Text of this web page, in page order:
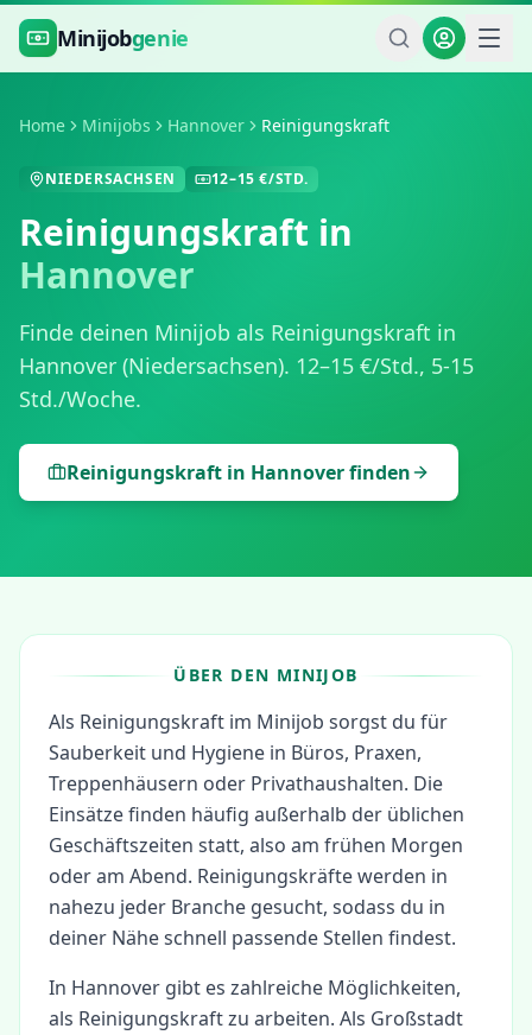
Zum Hauptinhalt springen
Minijobgenie
Home Minijobs Hannover Reinigungskraft
NIEDERSACHSEN 12–15 €/STD.
Reinigungskraft in
Hannover
Finde deinen Minijob als Reinigungskraft in
Hannover (Niedersachsen). 12–15 €/Std., 5-15
Std./Woche.
Reinigungskraft in Hannoverfinden
ÜBER DEN MINIJOB
Als Reinigungskraft im Minijob sorgst du für
Sauberkeit und Hygiene in Büros, Praxen,
Treppenhäusern oder Privathaushalten. Die
Einsätze finden häufig außerhalb der üblichen
Geschäftszeiten statt, also am frühen Morgen
oder am Abend. Reinigungskräfte werden in
nahezu jeder Branche gesucht, sodass du in
deiner Nähe schnell passende Stellen findest.
In Hannover gibt es zahlreiche Möglichkeiten,
als Reinigungskraftzu arbeiten. Als Großstadt